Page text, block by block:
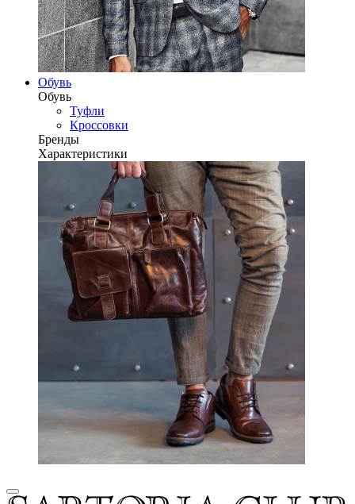
Обувь
Обувь
Туфли
Кроссовки
Бренды
Характеристики